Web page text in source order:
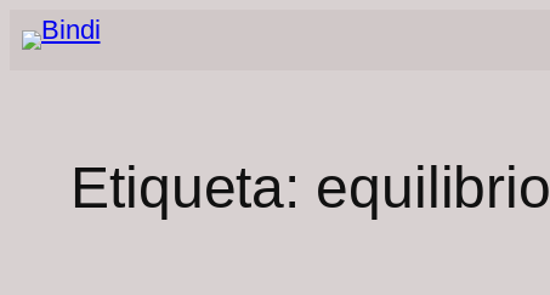
Saltar
Etiqueta: equilibrio